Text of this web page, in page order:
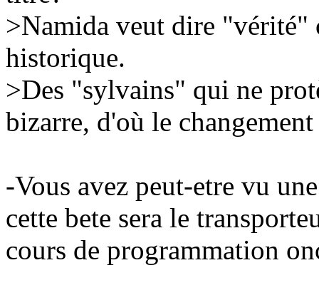
>Namida veut dire "vérité"
historique.
>Des "sylvains" qui ne
bizarre, d'où le
-Vous avez peut-etre vu
cette bete sera le
cours de programmation